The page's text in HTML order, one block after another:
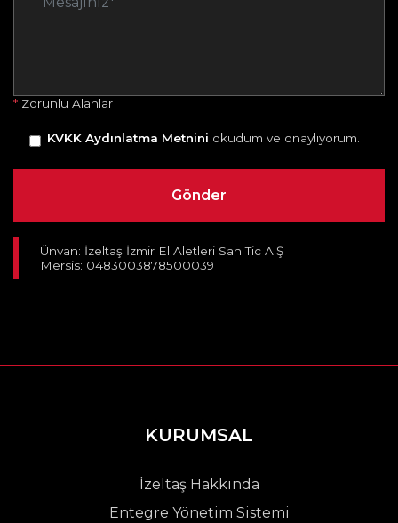
* Zorunlu Alanlar
KVKK Aydınlatma Metnini okudum ve onaylıyorum.
Ünvan: İzeltaş İzmir El Aletleri San Tic A.Ş
Mersis: 0483003878500039
KURUMSAL
İzeltaş Hakkında
Entegre Yönetim Sistemi